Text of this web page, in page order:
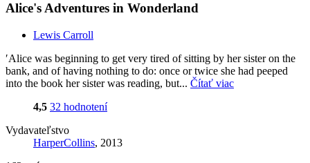
Alice's Adventures in Wonderland
Lewis Carroll
′Alice was beginning to get very tired of sitting by her sister on the
bank, and of having nothing to do: once or twice she had peeped
into the book her sister was reading, but... Čítať viac
4,5 32 hodnotení
Vydavateľstvo
HarperCollins, 2013